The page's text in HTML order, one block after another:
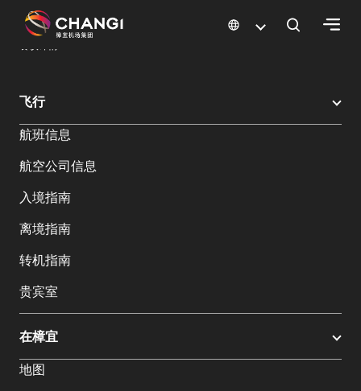
所
樟
宜
网
站:
选
择
言:
樟宜机场 樟宜机场餐饮与购物
餐饮指南：餐厅和美食 | 樟宜机场
飞行
航班信息
航空公司信息
入境指南
离境指南
转机指南
贵宾室
在樟宜
地图